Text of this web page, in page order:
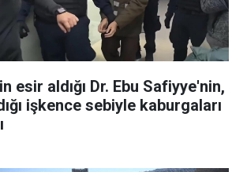
esir aldığı Dr. Ebu Safiyye'nin,
işkence sebiyle kaburgaları